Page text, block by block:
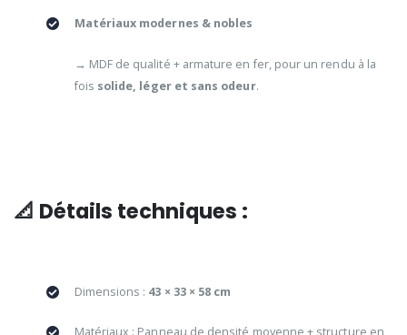
Matériaux modernes & nobles
→ MDF de qualité + armature en fer, pour un rendu à la
fois solide, léger et sans odeur.
📐 Détails techniques :
Dimensions : 43 × 33 × 58 cm